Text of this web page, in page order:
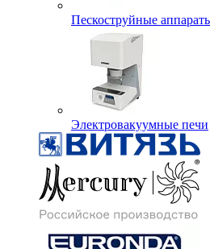
Пескоструйные
Электровакуумные печи